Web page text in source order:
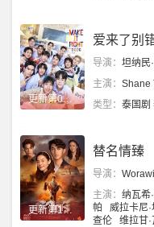
更新第04集
爱来了别
导演： 坦纳民
主演： Shane
类型： 泰国剧
更新第18集
替名情臻
导演：
主演： 纳瓦希
帕
威拉卡尼
查伦
维拉甘